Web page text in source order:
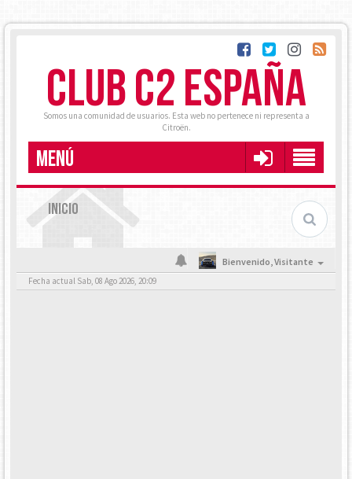
CLUB C2 ESPAÑA
Somos una comunidad de usuarios. Esta web no pertenece ni representa a
Citroën.
MENÚ
INICIO
Bienvenido,Visitante
Fecha actual Sab, 08 Ago 2026, 20:09